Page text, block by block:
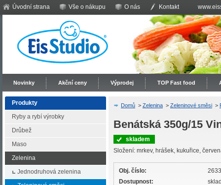
Úvodní strana Vše o nákupu O nás Kontakt
Novinky Akční ceny Výprodej TOP Fast food
Produkty
Ryby a rybí výrobky
Drůbež
Maso
Zelenina
Jednodruhová zelenina
Domů > Zelenina > Zeleninové směsi >
Benátská 350g/15
skladem
Složení: mrkev, hrášek, kukuřice,
Obj. číslo:
Dostupnost: